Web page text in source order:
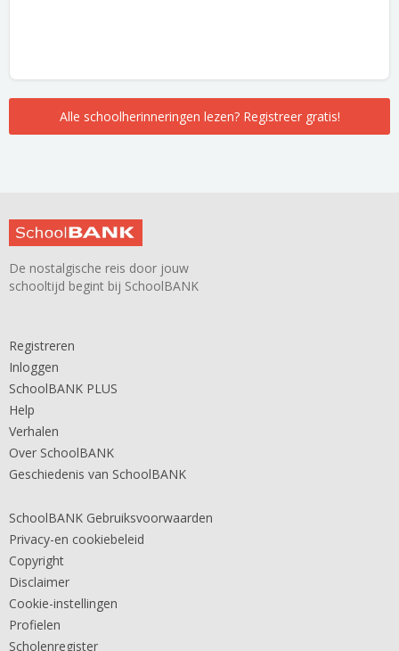
Alle schoolherinneringen lezen? Registreer gratis!
De nostalgische reis door jouw
schooltijd begint bij SchoolBANK
Registreren
Inloggen
SchoolBANK PLUS
Help
Verhalen
Over SchoolBANK
Geschiedenis van SchoolBANK
SchoolBANK Gebruiksvoorwaarden
Privacy-en cookiebeleid
Copyright
Disclaimer
Cookie-instellingen
Profielen
Scholenregister